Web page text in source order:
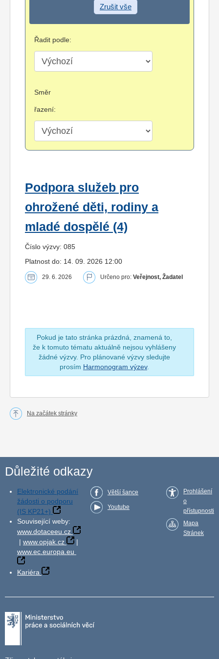
Zrušit vše
Řadit podle:
Směr
řazení:
Podpora služeb pro
ohrožené děti, rodiny a
mladé dospělé (4)
Číslo výzvy: 085
Platnost do: 14. 09. 2026 12:00
29. 6. 2026 Určeno pro: Veřejnost, Žadatel
Pokud je tato stránka prázdná, znamená to,
že k tomuto tématu aktuálně nejsou vyhlášeny
žádné výzvy. Pro plánované výzvy sledujte
prosím Harmonogram výzev.
Na začátek stránky
Důležité odkazy
Elektronické podání
žádosti o podporu
(IS KP21+)
Související weby:
www.dotaceeu.cz
| www.opjak.cz
|
www.ec.europa.eu
Kariéra
Větší šance
Youtube
Prohlášení
o
přístupnosti
Mapa
Stránek